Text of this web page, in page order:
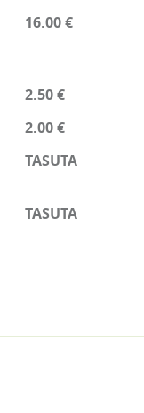
16.00 €
2.50 €
2.00 €
TASUTA
TASUTA